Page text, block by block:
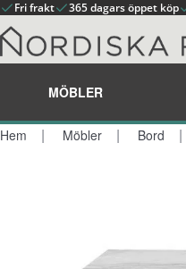
Fri frakt 365 dagars öppet köp
MÖBLER
Hem Möbler Bord